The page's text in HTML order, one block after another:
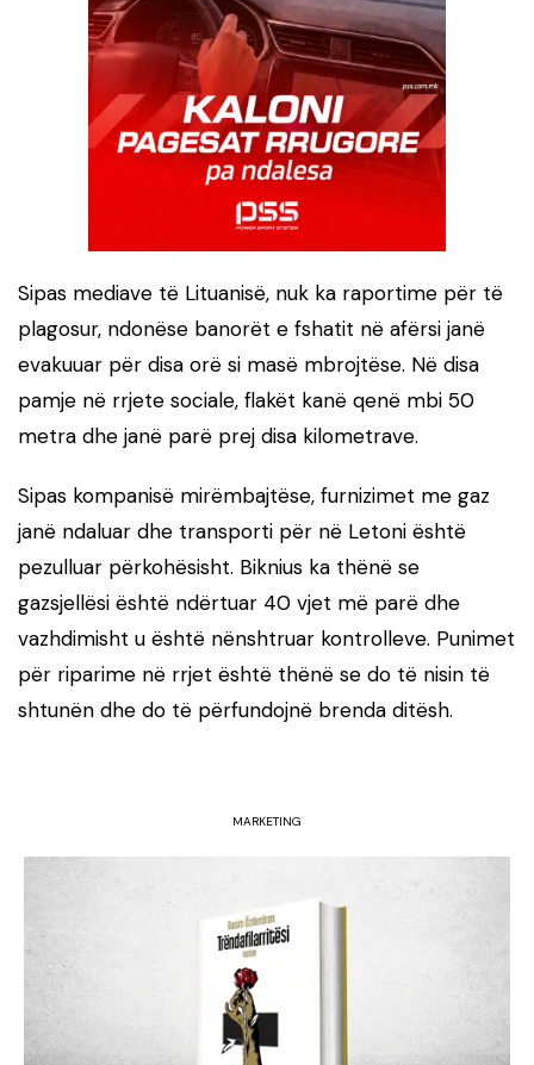
Sipas mediave të Lituanisë, nuk ka raportime për të
plagosur, ndonëse banorët e fshatit në afërsi janë
evakuuar për disa orë si masë mbrojtëse. Në disa
pamje në rrjete sociale, flakët kanë qenë mbi 50
metra dhe janë parë prej disa kilometrave.
Sipas kompanisë mirëmbajtëse, furnizimet me gaz
janë ndaluar dhe transporti për në Letoni është
pezulluar përkohësisht. Biknius ka thënë se
gazsjellësi është ndërtuar 40 vjet më parë dhe
vazhdimisht u është nënshtruar kontrolleve. Punimet
për riparime në rrjet është thënë se do të nisin të
shtunën dhe do të përfundojnë brenda ditësh.
MARKETING